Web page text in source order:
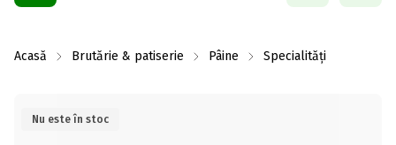
Acasă Brutărie & patiserie Pâine Specialități
Nu este în stoc